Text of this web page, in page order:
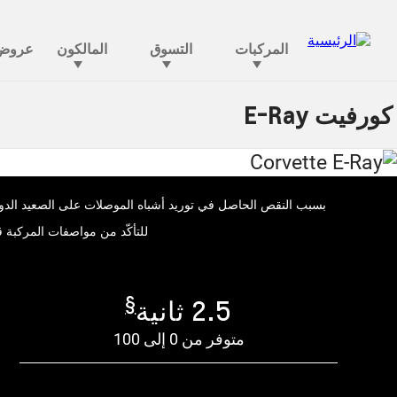
كورفيت E-Ray
بسبب النقص الحاصل في توريد أشباه الموصلات على الصعيد
للتأكّد من مواصفات المركبة
2.5 ثانية §
متوفر من 0 إلى 100